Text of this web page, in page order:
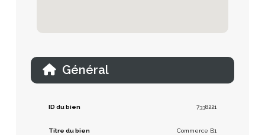
Général
ID du bien 7338221
Titre du bien Commerce B1